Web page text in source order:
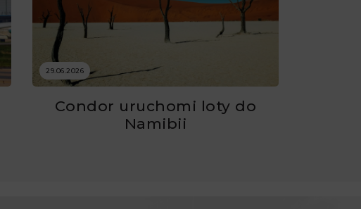
29.06.2026
Condor uruchomi loty do
Namibii